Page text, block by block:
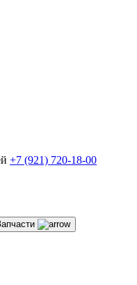
+7 (921) 720-18-00